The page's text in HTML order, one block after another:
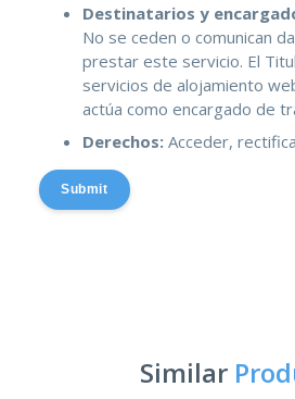
Destinatarios y
No se ceden o comunican
prestar este servicio. El
servicios de alojamiento
actúa como encargado de
Derechos: Acceder,
Submit
Similar